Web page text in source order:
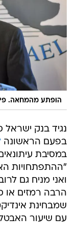
הופתע מהמחאה.
נגיד בנק ישראל
בפעם הראשונה
במסיבת
"ההתפתחויות
ואני מניח גם
הרבה רמזים או
שמבחינת
עם שיעור האבטלה